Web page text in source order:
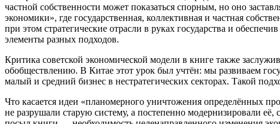
частной собственности может показаться спорным, но оно
экономики», где государственная, коллективная и частная
при этом стратегические отрасли в руках государства и
элементы разных подходов.
Критика советской экономической модели в книге также
обобществлению. В Китае этот урок был учтён: мы развиваем
малый и средний бизнес в нестратегических секторах. Такой
Что касается идеи «планомерного уничтожения определённых
не разрушали старую систему, а постепенно модернизировали